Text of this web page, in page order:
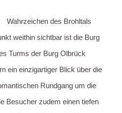
Wahrzeichen des Brohltals
weithin sichtbar ist die Burg
Turms der Burg Olbrück
ein einzigartiger Blick über die
Rundgang um die
Besucher zudem einen tiefen